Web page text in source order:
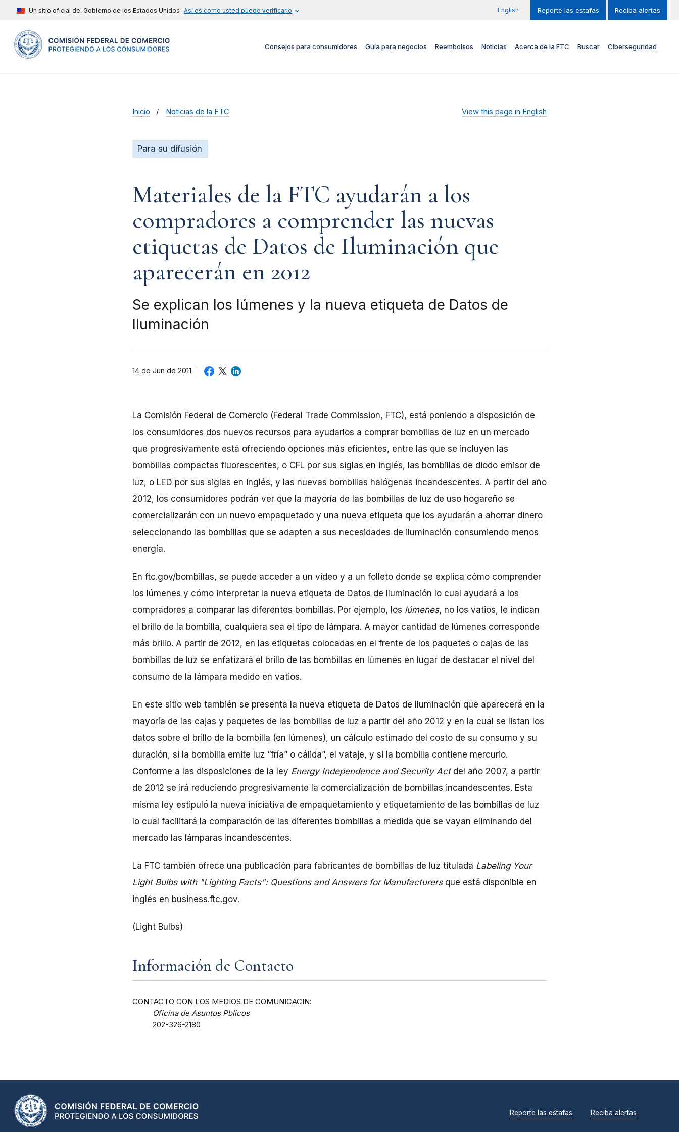
Un sitio oficial del Gobierno de los Estados Unidos Así es como usted puede verificarlo English Reporte las estafas Reciba alertas
Consejos para consumidores Guía para negocios Reembolsos Noticias Acerca de la FTC Buscar Ciberseguridad
Inicio Noticias de la FTC View this page in English
Para su difusión
Materiales de la FTC ayudarán a los
compradores a comprender las nuevas
etiquetas de Datos de Iluminación que
aparecerán en 2012
Se explican los lúmenes y la nueva etiqueta de Datos de
Iluminación
14 de Jun de 2011
La Comisión Federal de Comercio (Federal Trade Commission, FTC), está poniendo a disposición de
los consumidores dos nuevos recursos para ayudarlos a comprar bombillas de luz en un mercado
que progresivamente está ofreciendo opciones más eficientes, entre las que se incluyen las
bombillas compactas fluorescentes, o CFL por sus siglas en inglés, las bombillas de diodo emisor de
luz, o LED por sus siglas en inglés, y las nuevas bombillas halógenas incandescentes. A partir del año
2012, los consumidores podrán ver que la mayoría de las bombillas de luz de uso hogareño se
comercializarán con un nuevo empaquetado y una nueva etiqueta que los ayudarán a ahorrar dinero
seleccionando las bombillas que se adapten a sus necesidades de iluminación consumiendo menos
energía.
En ftc.gov/bombillas, se puede acceder a un video y a un folleto donde se explica cómo comprender
los lúmenes y cómo interpretar la nueva etiqueta de Datos de Iluminación lo cual ayudará a los
compradores a comparar las diferentes bombillas. Por ejemplo, los lúmenes, no los vatios, le indican
el brillo de la bombilla, cualquiera sea el tipo de lámpara. A mayor cantidad de lúmenes corresponde
más brillo. A partir de 2012, en las etiquetas colocadas en el frente de los paquetes o cajas de las
bombillas de luz se enfatizará el brillo de las bombillas en lúmenes en lugar de destacar el nivel del
consumo de la lámpara medido en vatios.
En este sitio web también se presenta la nueva etiqueta de Datos de Iluminación que aparecerá en la
mayoría de las cajas y paquetes de las bombillas de luz a partir del año 2012 y en la cual se listan los
datos sobre el brillo de la bombilla (en lúmenes), un cálculo estimado del costo de su consumo y su
duración, si la bombilla emite luz “fría” o cálida”, el vataje, y si la bombilla contiene mercurio.
Conforme a las disposiciones de la ley Energy Independence and Security Actdel año 2007, a partir
de 2012 se irá reduciendo progresivamente la comercialización de bombillas incandescentes. Esta
misma ley estipuló la nueva iniciativa de empaquetamiento y etiquetamiento de las bombillas de luz
lo cual facilitará la comparación de las diferentes bombillas a medida que se vayan eliminando del
mercado las lámparas incandescentes.
La FTC también ofrece una publicación para fabricantes de bombillas de luz titulada Labeling Your
Light Bulbs with "Lighting Facts": Questions and Answers for Manufacturersque está disponible en
inglés en business.ftc.gov.
(Light Bulbs)
Información de Contacto
CONTACTO CON LOS MEDIOS DE COMUNICACIN:
Oficina de Asuntos Pblicos
202-326-2180
Reporte las estafas Reciba alertas